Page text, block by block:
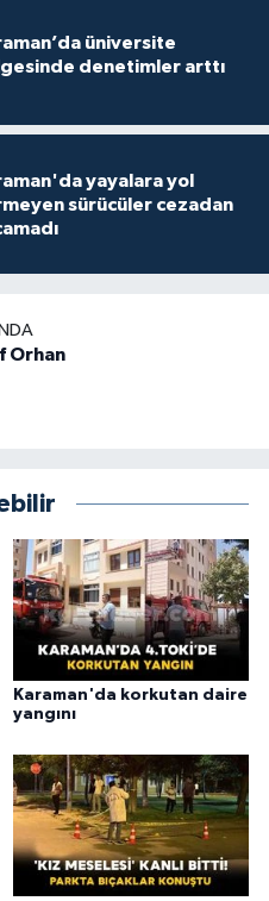
üniversite
denetimler arttı
yayalara yol
sürücüler cezadan
Orhan
Karaman'da korkutan daire
yangını